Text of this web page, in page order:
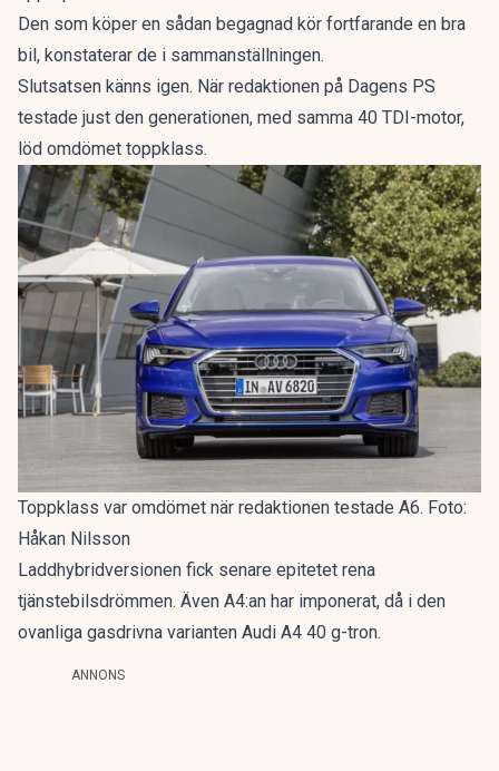
Den som köper en sådan begagnad kör fortfarande en bra
bil, konstaterar de i sammanställningen.
Slutsatsen känns igen. När redaktionen på Dagens PS
testade just den generationen, med samma 40 TDI-motor,
löd omdömet toppklass.
Toppklass var omdömet när redaktionen testade A6. Foto:
Håkan Nilsson
Laddhybridversionen fick senare epitetet rena
tjänstebilsdrömmen. Även A4:an har imponerat, då i den
ovanliga gasdrivna varianten Audi A4 40 g-tron.
ANNONS